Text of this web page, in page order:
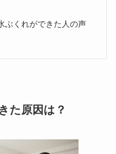
ぶくれができた人の声
た原因は？